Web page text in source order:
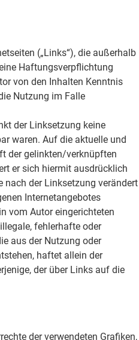
(„Links“), die außerhalb
Haftungsverpflichtung
von den Inhalten Kenntnis
Nutzung im Falle
der Linksetzung keine
waren. Auf die aktuelle und
der gelinkten/verknüpften
er sich hiermit ausdrücklich
der Linksetzung verändert
Internetangebotes
vom Autor eingerichteten
fehlerhafte oder
aus der Nutzung oder
haftet allein der
der über Links auf die
der verwendeten Grafiken,